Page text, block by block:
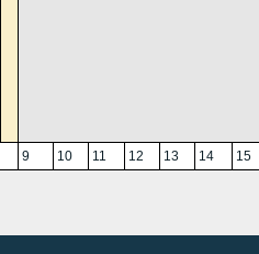
9 10 11 12 13 14 15